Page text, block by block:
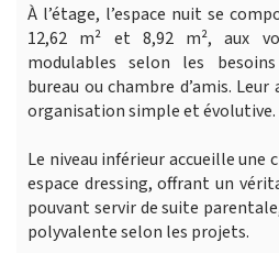
À l’étage, l’espace nuit se
12,62 m² et 8,92 m², aux
modulables selon les
bureau ou chambre d’amis.
organisation simple et évolutive.
Le niveau inférieur accueille une
espace dressing, offrant un
pouvant servir de suite
polyvalente selon les projets.